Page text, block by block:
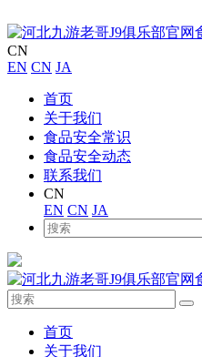
CN
EN CN JA
首页
关于我们
食品安全常识
食品安全动态
联系我们
CN
EN CN JA
首页
关于我们